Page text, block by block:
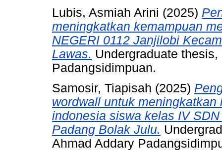
Lubis, Asmiah Arini (2025)
meningkatkan kemampuan
NEGERI 0112 Janjilobi
Lawas. Undergraduate
Padangsidimpuan.
Samosir, Tiapisah (2025)
wordwall untuk
indonesia siswa kelas IV
Padang Bolak Julu.
Ahmad Addary